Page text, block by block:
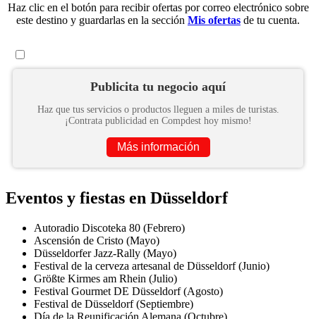
Haz clic en el botón para recibir ofertas por correo electrónico sobre
este destino y guardarlas en la sección Mis ofertas de tu cuenta.
Publicita tu negocio aquí
Haz que tus servicios o productos lleguen a miles de turistas.
¡Contrata publicidad en Compdest hoy mismo!
Más información
Eventos y fiestas en Düsseldorf
Autoradio Discoteka 80 (Febrero)
Ascensión de Cristo (Mayo)
Düsseldorfer Jazz-Rally (Mayo)
Festival de la cerveza artesanal de Düsseldorf (Junio)
Größte Kirmes am Rhein (Julio)
Festival Gourmet DE Düsseldorf (Agosto)
Festival de Düsseldorf (Septiembre)
Día de la Reunificación Alemana (Octubre)